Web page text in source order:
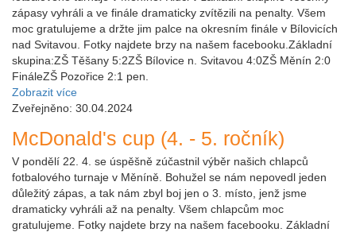
zápasy vyhráli a ve finále dramaticky zvítězili na penalty. Všem
moc gratulujeme a držte jim palce na okresním finále v Bílovicích
nad Svitavou. Fotky najdete brzy na našem facebooku.Základní
skupina:ZŠ Těšany 5:2ZŠ Bílovice n. Svitavou 4:0ZŠ Měnín 2:0
FináleZŠ Pozořice 2:1 pen.
Zobrazit více
Zveřejněno: 30.04.2024
McDonald's cup (4. - 5. ročník)
V pondělí 22. 4. se úspěšně zúčastnil výběr našich chlapců
fotbalového turnaje v Měníně. Bohužel se nám nepovedl jeden
důležitý zápas, a tak nám zbyl boj jen o 3. místo, jenž jsme
dramaticky vyhráli až na penalty. Všem chlapcům moc
gratulujeme. Fotky najdete brzy na našem facebooku. Základní